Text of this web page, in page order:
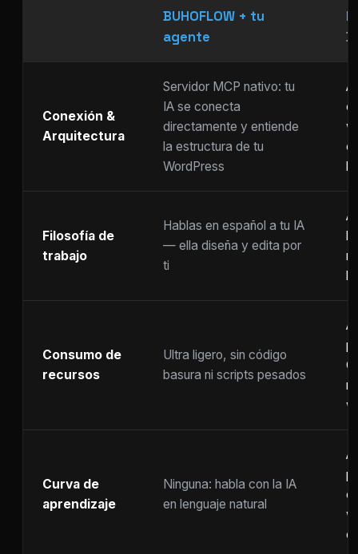
BUHOFLOW + tu
agente
Conexión &
Arquitectura
Servidor MCP nativo: tu
IA se conecta
directamente y entiende
la estructura de tu
WordPress
Filosofía de
trabajo
Hablas en español a tu IA
— ella diseña y edita por
ti
Consumo de
recursos
Ultra ligero, sin código
basura ni scripts pesados
Curva de
aprendizaje
Ninguna: habla con la IA
en lenguaje natural